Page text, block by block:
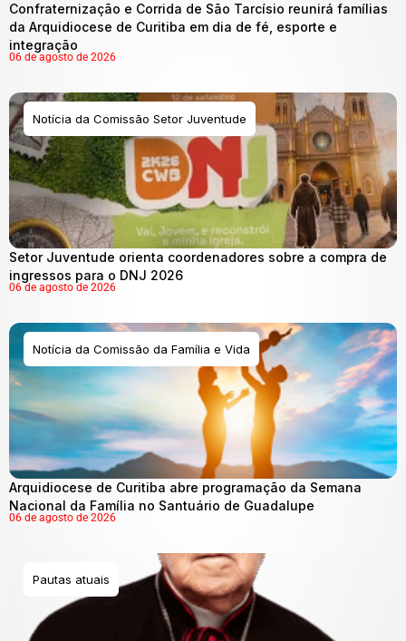
Confraternização e Corrida de São Tarcísio reunirá famílias
da Arquidiocese de Curitiba em dia de fé, esporte e
integração
06 de agosto de 2026
Notícia da Comissão Setor Juventude
Setor Juventude orienta coordenadores sobre a compra de
ingressos para o DNJ 2026
06 de agosto de 2026
Notícia da Comissão da Família e Vida
Arquidiocese de Curitiba abre programação da Semana
Nacional da Família no Santuário de Guadalupe
06 de agosto de 2026
Pautas atuais